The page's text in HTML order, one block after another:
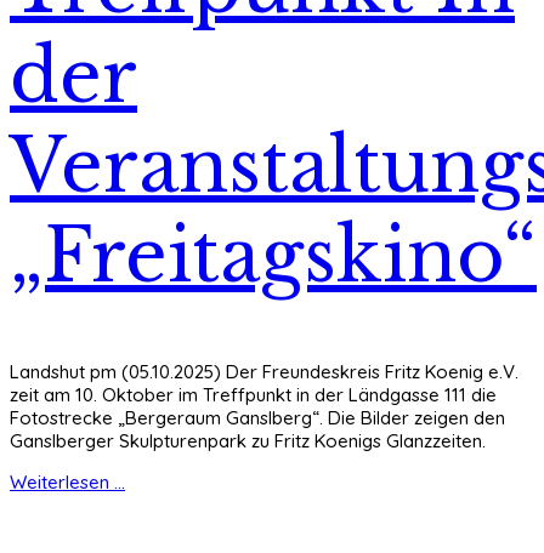
der
„Freitagskino“
Landshut pm (05.10.2025) Der Freundeskreis Fritz Koenig e.V.
zeit am 10. Oktober im Treffpunkt in der Ländgasse 111 die
Fotostrecke „Bergeraum Ganslberg“. Die Bilder zeigen den
Ganslberger Skulpturenpark zu Fritz Koenigs Glanzzeiten.
Weiterlesen ...